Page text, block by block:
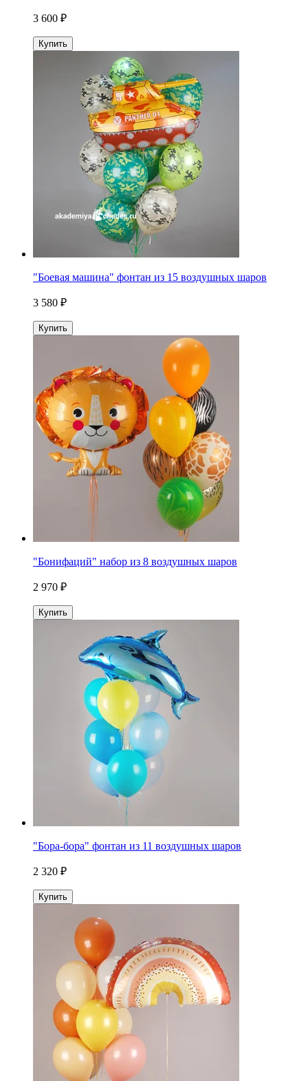
3 600 ₽
Купить
"Боевая машина" фонтан из 15 воздушных шаров
3 580 ₽
Купить
"Бонифаций" набор из 8 воздушных шаров
2 970 ₽
Купить
"Бора-бора" фонтан из 11 воздушных шаров
2 320 ₽
Купить